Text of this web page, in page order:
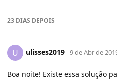
23 DIAS DEPOIS
U ulisses2019 9 de Abr de
Boa noite! Existe essa solução